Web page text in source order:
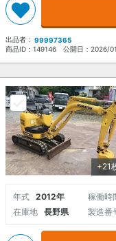
出品者： 99997365
商品ID： 149146 公開日： 2026/
+21
年式 2012年 稼働時
在庫地
長野県 製造番